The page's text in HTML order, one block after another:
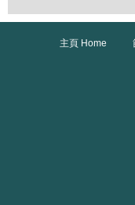
主頁 Home